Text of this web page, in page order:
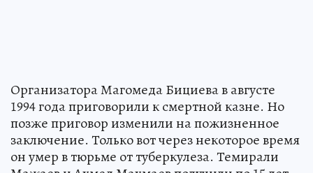
Организатора Магомеда Бициева в августе
1994 года приговорили к смертной казне. Но
позже приговор изменили на пожизненное
заключение. Только вот через некоторое время
он умер в тюрьме от туберкулеза. Темирали